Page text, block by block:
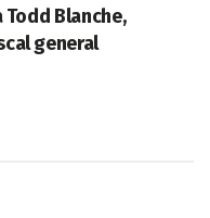
Todd Blanche,
general